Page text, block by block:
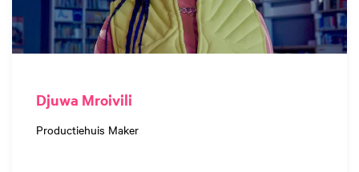
Djuwa Mroivili
Productiehuis Maker